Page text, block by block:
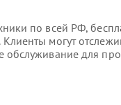
по всей РФ,
могут
обслуживание для